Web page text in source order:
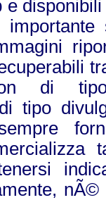
e
di
tipo